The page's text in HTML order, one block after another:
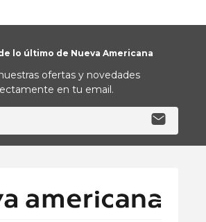
lo último de Nueva Americana
ofertas y novedades
en tu email.